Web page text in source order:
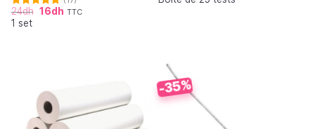
Note
4.71
sur 5
24dh 16dh TTC
1 set
-35%